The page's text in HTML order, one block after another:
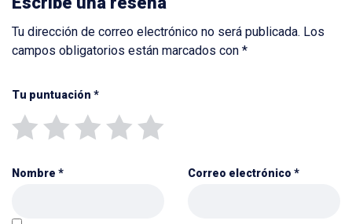
Tu dirección de correo electrónico no será publicada. Los
campos obligatorios están marcados con *
Tu puntuación *
Nombre * Correo electrónico *